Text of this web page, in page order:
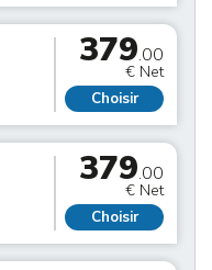
379.00
€ Net
Choisir
379.00
€ Net
Choisir